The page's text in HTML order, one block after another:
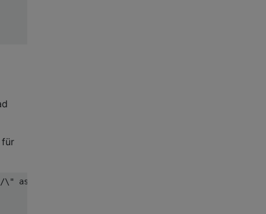
für
\" as alias)'"